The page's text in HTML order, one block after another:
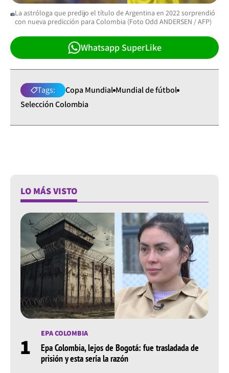
La astróloga que predijo el título de Argentina en 2022 sorprendió
con nueva predicción para Colombia (Foto Odd ANDERSEN / AFP)
Whatsapp SuperLike
Tags: Copa Mundial Mundial de fútbol
Selección Colombia
LO MÁS VISTO
1 EPA COLOMBIA
Epa Colombia, lejos de Bogotá: fue trasladada de
prisión y esta sería la razón